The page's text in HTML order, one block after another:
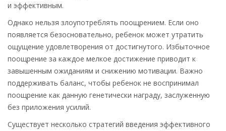
и эффективным.
Однако нельзя злоупотреблять поощрением. Если оно
появляется безосновательно, ребенок может утратить
ощущение удовлетворения от достигнутого. Избыточное
поощрение за каждое мелкое достижение приводит к
завышенным ожиданиям и снижению мотивации. Важно
поддерживать баланс, чтобы ребенок не воспринимал
поощрение как данную генетически награду, заслуженную
без приложения усилий.
Существует несколько стратегий введения эффективного